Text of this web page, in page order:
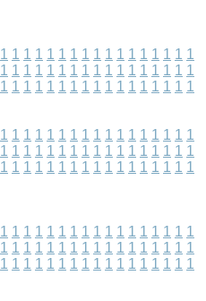
1 1 1 1 1 1 1 1 1 1 1 1 1 1 1 1 1
1 1 1 1 1 1 1 1 1 1 1 1 1 1 1 1 1
1 1 1 1 1 1 1 1 1 1 1 1 1 1 1 1 1
1 1 1 1 1 1 1 1 1 1 1 1 1 1 1 1 1
1 1 1 1 1 1 1 1 1 1 1 1 1 1 1 1 1
1 1 1 1 1 1 1 1 1 1 1 1 1 1 1 1 1
1 1 1 1 1 1 1 1 1 1 1 1 1 1 1 1 1
1 1 1 1 1 1 1 1 1 1 1 1 1 1 1 1 1
1 1 1 1 1 1 1 1 1 1 1 1 1 1 1 1 1